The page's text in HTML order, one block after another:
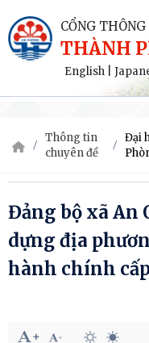
CỔNG
THÀNH
English
Thông tin
chuyên đề
Đại
Đảng bộ xã An
dựng địa
hành chính